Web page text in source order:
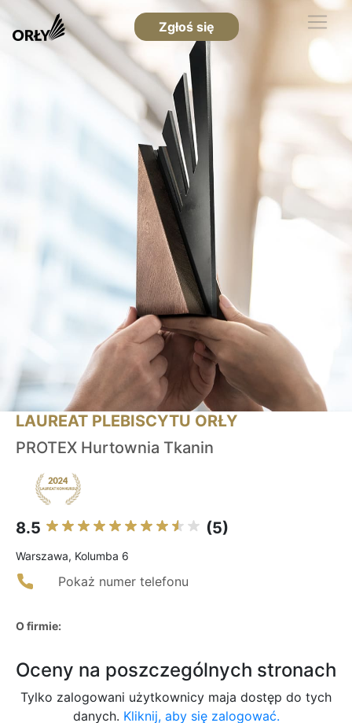
Zgłoś się
LAUREAT PLEBISCYTU ORŁY
PROTEX Hurtownia Tkanin
8.5 (5)
Warszawa, Kolumba 6
Pokaż numer telefonu
O firmie:
Oceny na poszczególnych stronach
Tylko zalogowani użytkownicy maja dostęp do tych
danych. Kliknij, aby się zalogować.